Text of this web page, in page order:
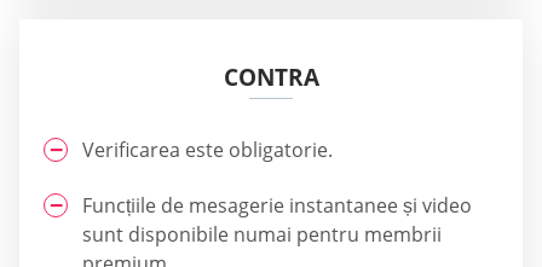
CONTRA
Verificarea este obligatorie.
Funcțiile de mesagerie instantanee și video
sunt disponibile numai pentru membrii